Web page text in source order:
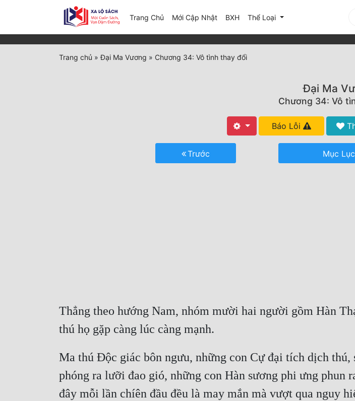
Trang Chủ Mới Cập Nhật(current)
BXH Thể Loại
Trang chủ »Đại Ma Vương » Chương 34: Vô tình thay đổi
Đại Ma
Chương 34: Vô
Báo Lỗi
Trước Mục Lục
Thẳng theo hướng Nam, nhóm mười hai người gồm Hàn
thú họ gặp càng lúc càng mạnh.
Ma thú Độc giác bôn ngưu, những con Cự đại tích dịch thú,
phóng ra lưỡi đao gió, những con Hàn sương phi ưng phun
đây mỗi lần chíên đầu đều là may mắn mà vượt qua nguy